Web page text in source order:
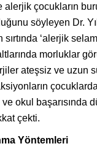
çocukların
söyleyen Dr.
‘alerjik
morluklar
ateşsiz ve uzun
çocuklarda
okul başarısında
çekti.
Yöntemleri